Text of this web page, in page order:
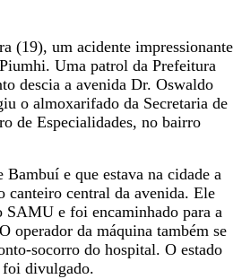
(19), um acidente impressionante
Uma patrol da Prefeitura
descia a avenida Dr. Oswaldo
o almoxarifado da Secretaria de
de Especialidades, no bairro
Bambuí e que estava na cidade a
central da avenida. Ele
SAMU e foi encaminhado para a
operador da máquina também se
socorro do hospital. O estado
foi divulgado.